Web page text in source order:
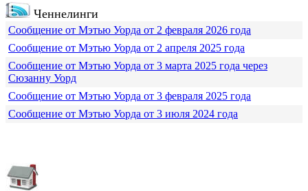
Ченнелинги
Сообщение от Мэтью Уорда от 2 февраля 2026 года
Сообщение от Мэтью Уорда от 2 апреля 2025 года
Сообщение от Мэтью Уорда от 3 марта 2025 года через
Сюзанну Уорд
Сообщение от Мэтью Уорда от 3 февраля 2025 года
Сообщение от Мэтью Уорда от 3 июля 2024 года